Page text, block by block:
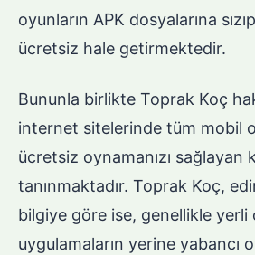
oyunların APK dosyalarına
ücretsiz hale getirmektedir.
Bununla birlikte Toprak Koç
internet sitelerinde tüm mobil
ücretsiz oynamanızı sağlayan
tanınmaktadır. Toprak Koç,
bilgiye göre ise, genellikle yerli
uygulamaların yerine yabancı